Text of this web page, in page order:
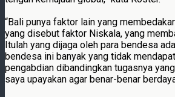
“Bali punya faktor lain yang
yang disebut faktor Niskala, yang
Itulah yang dijaga oleh para bendesa
bendesa ini banyak yang tidak
pengabdian dibandingkan tugasnya
saya upayakan agar benar-benar